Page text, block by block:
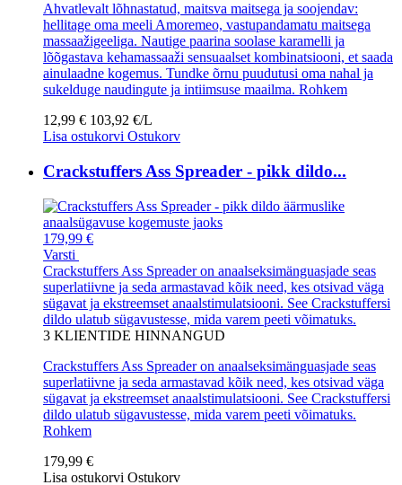
Ahvatlevalt lõhnastatud, maitsva maitsega ja soojendav:
hellitage oma meeli Amoremeo, vastupandamatu maitsega
massaažigeeliga. Nautige paarina soolase karamelli ja
lõõgastava kehamassaaži sensuaalset kombinatsiooni, et saada
ainulaadne kogemus. Tundke õrnu puudutusi oma nahal ja
sukelduge naudingute ja intiimsuse maailma. Rohkem
12,99 € 103,92 €/L
Lisa ostukorvi Ostukorv
Crackstuffers Ass Spreader - pikk dildo...
179,99 €
Varsti
Crackstuffers Ass Spreader on anaalseksimänguasjade seas
superlatiivne ja seda armastavad kõik need, kes otsivad väga
sügavat ja ekstreemset anaalstimulatsiooni. See Crackstuffersi
dildo ulatub sügavustesse, mida varem peeti võimatuks.
3 KLIENTIDE HINNANGUD
Crackstuffers Ass Spreader on anaalseksimänguasjade seas
superlatiivne ja seda armastavad kõik need, kes otsivad väga
sügavat ja ekstreemset anaalstimulatsiooni. See Crackstuffersi
dildo ulatub sügavustesse, mida varem peeti võimatuks.
Rohkem
179,99 €
Lisa ostukorvi Ostukorv